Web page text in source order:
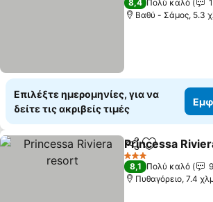
8,4 Πολύ καλό
Βαθύ - Σάμος, 5.3
Επιλέξτε ημερομηνίες, για να
δείτε τις ακριβείς τιμές
Κοινοποίηση
Προσθήκη
Princessa
3 Αστέρια
8,1 Πολύ καλό
Πυθαγόρειο, 7.4